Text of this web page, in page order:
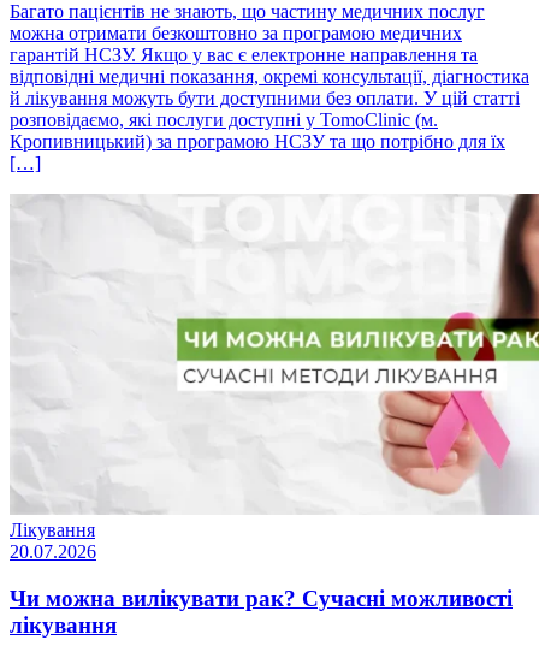
Багато пацієнтів не знають, що частину медичних послуг
можна отримати безкоштовно за програмою медичних
гарантій НСЗУ. Якщо у вас є електронне направлення та
відповідні медичні показання, окремі консультації, діагностика
й лікування можуть бути доступними без оплати. У цій статті
розповідаємо, які послуги доступні у TomoClinic (м.
Кропивницький) за програмою НСЗУ та що потрібно для їх
[…]
Лікування
20.07.2026
Чи можна вилікувати рак? Сучасні можливості
лікування